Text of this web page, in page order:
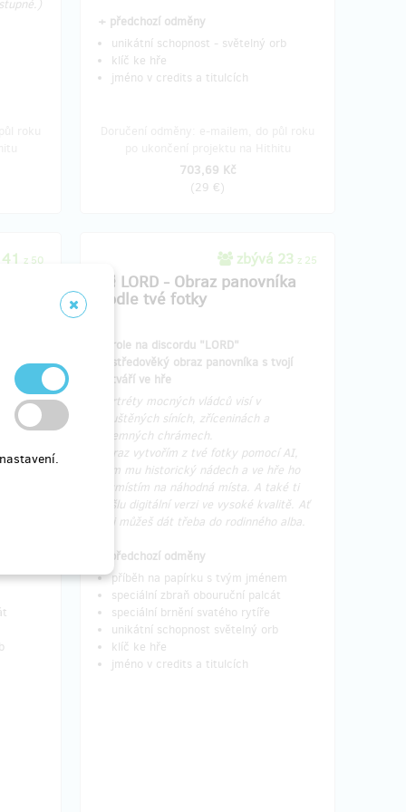
+ předchozí odměny
unikátní schopnost - světelný orb
klíč ke hře
jméno v credits a titulcích
703,69 Kč
(29 €)
z 50
ve
občas
z
zbývá 23 z 25
🖼️ LORD - Obraz panovníka
podle tvé fotky
role na discordu "LORD"
středověký obraz panovníka s tvojí
tváří ve hře
Portréty mocných vládců visí v
opuštěných síních, zříceninách a
tajemných chrámech.
Obraz vytvořím z tvé fotky pomocí AI,
dám mu historický nádech a ve hře ho
rozmístím na náhodná místa. A také ti
pošlu digitální verzi ve vysoké kvalitě. Ať
si ji můžeš dát třeba do rodinného alba.
+ předchozí odměny
příběh na papírku s tvým jménem
speciální zbraň obouruční palcát
speciální brnění svatého rytíře
unikátní schopnost světelný orb
klíč ke hře
jméno v credits a titulcích